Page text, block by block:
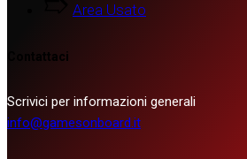
Area Usato
Contattaci
Scrivici per informazioni generali
info@gamesonboard.it